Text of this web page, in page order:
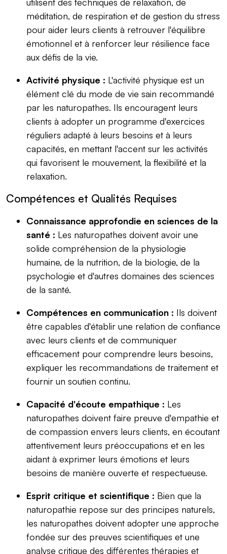
méditation, de respiration et de gestion du stress
pour aider leurs clients à retrouver l'équilibre
émotionnel et à renforcer leur résilience face
aux défis de la vie.
Activité physique : L'activité physique est un
élément clé du mode de vie sain recommandé
par les naturopathes. Ils encouragent leurs
clients à adopter un programme d'exercices
réguliers adapté à leurs besoins et à leurs
capacités, en mettant l'accent sur les activités
qui favorisent le mouvement, la flexibilité et la
relaxation.
Compétences et Qualités Requises
Connaissance approfondie en sciences de la
santé : Les naturopathes doivent avoir une
solide compréhension de la physiologie
humaine, de la nutrition, de la biologie, de la
psychologie et d'autres domaines des sciences
de la santé.
Compétences en communication : Ils doivent
être capables d'établir une relation de confiance
avec leurs clients et de communiquer
efficacement pour comprendre leurs besoins,
expliquer les recommandations de traitement et
fournir un soutien continu.
Capacité d'écoute empathique : Les
naturopathes doivent faire preuve d'empathie et
de compassion envers leurs clients, en écoutant
attentivement leurs préoccupations et en les
aidant à exprimer leurs émotions et leurs
besoins de manière ouverte et respectueuse.
Esprit critique et scientifique : Bien que la
naturopathie repose sur des principes naturels,
les naturopathes doivent adopter une approche
fondée sur des preuves scientifiques et une
analyse critique des différentes thérapies et